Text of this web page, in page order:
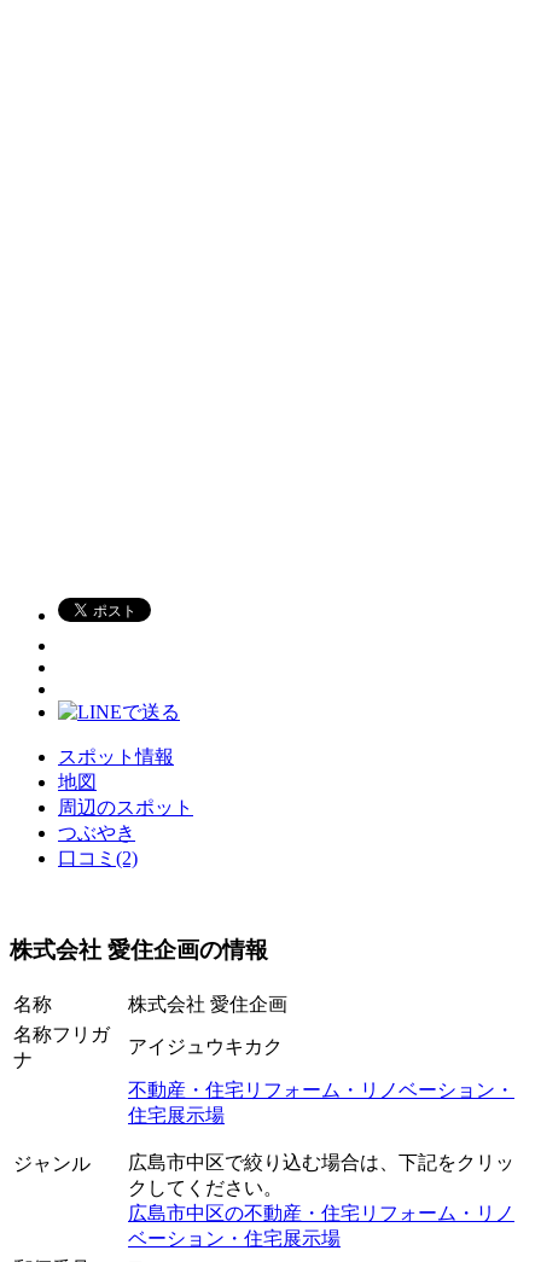
スポット情報
地図
周辺のスポット
つぶやき
口コミ(2)
株式会社 愛住企画の情報
名称
株式会社 愛住企画
名称フリガ
ナ
アイジュウキカク
ジャンル
不動産・住宅リフォーム・リノベーション・
住宅展示場
広島市中区で絞り込む場合は、下記をクリッ
クしてください。
広島市中区の不動産・住宅リフォーム・リノ
ベーション・住宅展示場